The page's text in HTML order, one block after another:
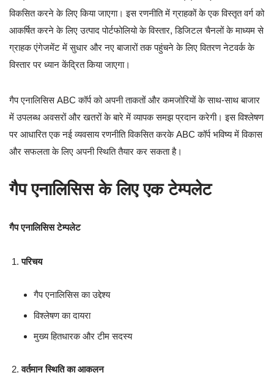
विकसित करने के लिए किया जाएगा। इस रणनीति में ग्राहकों के एक विस्तृत वर्ग को
आकर्षित करने के लिए उत्पाद पोर्टफोलियो के विस्तार, डिजिटल चैनलों के माध्यम से
ग्राहक एंगेजमेंट में सुधार और नए बाजारों तक पहुंचने के लिए वितरण नेटवर्क के
विस्तार पर ध्यान केंद्रित किया जाएगा।
गैप एनालिसिस ABC कॉर्प को अपनी ताकतों और कमजोरियों के साथ-साथ बाजार
में उपलब्ध अवसरों और खतरों के बारे में व्यापक समझ प्रदान करेगी। इस विश्लेषण
पर आधारित एक नई व्यवसाय रणनीति विकसित करके ABC कॉर्प भविष्य में विकास
और सफलता के लिए अपनी स्थिति तैयार कर सकता है।
गैप एनालिसिस के लिए एक टेम्पलेट
गैप एनालिसिस टेम्पलेट
परिचय
गैप एनालिसिस का उद्देश्य
विश्लेषण का दायरा
मुख्य हितधारक और टीम सदस्य
वर्तमान स्थिति का आकलन